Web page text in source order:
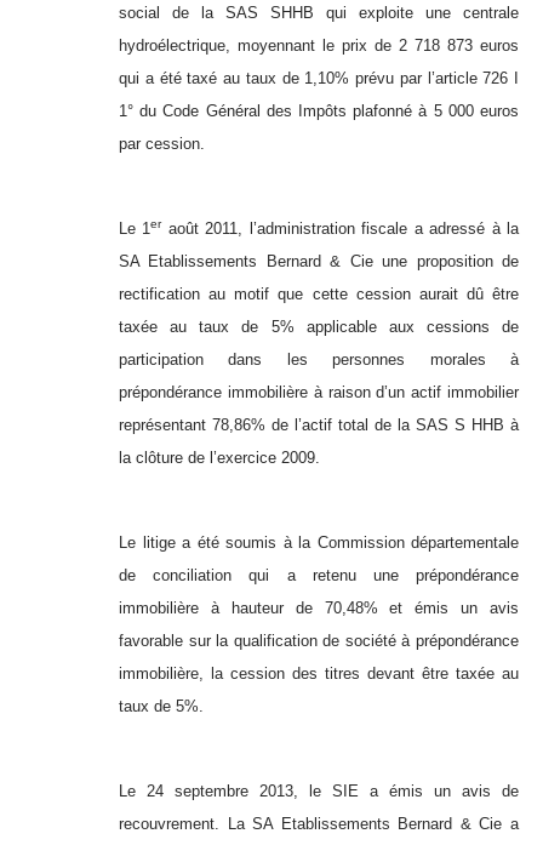
social de la SAS SHHB qui exploite une centrale
hydroélectrique, moyennant le prix de 2 718 873 euros
qui a été taxé au taux de 1,10% prévu par l’article 726 I
1° du Code Général des Impôts plafonné à 5 000 euros
par cession.
Le 1eraoût 2011, l’administration fiscale a adressé à la
SA Etablissements Bernard & Cie une proposition de
rectification au motif que cette cession aurait dû être
taxée au taux de 5% applicable aux cessions de
participation dans les personnes morales à
prépondérance immobilière à raison d’un actif immobilier
représentant 78,86% de l’actif total de la SAS S HHB à
la clôture de l’exercice 2009.
Le litige a été soumis à la Commission départementale
de conciliation qui a retenu une prépondérance
immobilière à hauteur de 70,48% et émis un avis
favorable sur la qualification de société à prépondérance
immobilière, la cession des titres devant être taxée au
taux de 5%.
Le 24 septembre 2013, le SIE a émis un avis de
recouvrement. La SA Etablissements Bernard & Cie a